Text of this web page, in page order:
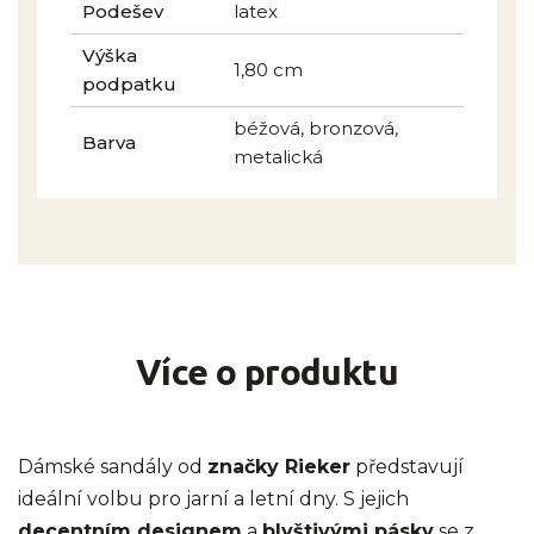
Podešev
latex
Výška
podpatku
1,80 cm
Barva
béžová, bronzová,
metalická
Více o produktu
Dámské sandály od značky Rieker představují
ideální volbu pro jarní a letní dny. S jejich